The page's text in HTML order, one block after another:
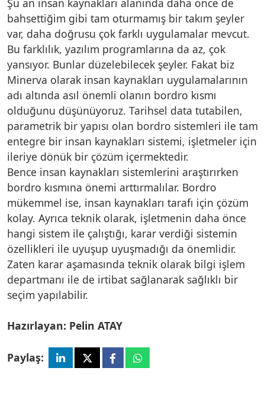
Şu an insan kaynakları alanında daha önce de
bahsettiğim gibi tam oturmamış bir takım şeyler
var, daha doğrusu çok farklı uygulamalar mevcut.
Bu farklılık, yazılım programlarına da az, çok
yansıyor. Bunlar düzelebilecek şeyler. Fakat biz
Minerva olarak insan kaynakları uygulamalarının
adı altında asıl önemli olanın bordro kısmı
olduğunu düşünüyoruz. Tarihsel data tutabilen,
parametrik bir yapısı olan bordro sistemleri ile tam
entegre bir insan kaynakları sistemi, işletmeler için
ileriye dönük bir çözüm içermektedir.
Bence insan kaynakları sistemlerini araştırırken
bordro kısmına önemi arttırmalılar. Bordro
mükemmel ise, insan kaynakları tarafı için çözüm
kolay. Ayrıca teknik olarak, işletmenin daha önce
hangi sistem ile çalıştığı, karar verdiği sistemin
özellikleri ile uyuşup uyuşmadığı da önemlidir.
Zaten karar aşamasında teknik olarak bilgi işlem
departmanı ile de irtibat sağlanarak sağlıklı bir
seçim yapılabilir.
Hazırlayan: Pelin ATAY
Paylaş: